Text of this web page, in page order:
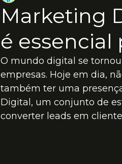
Marketing
é essencial
O mundo digital se
empresas. Hoje em dia,
também ter uma
Digital, um conjunto de
converter leads em